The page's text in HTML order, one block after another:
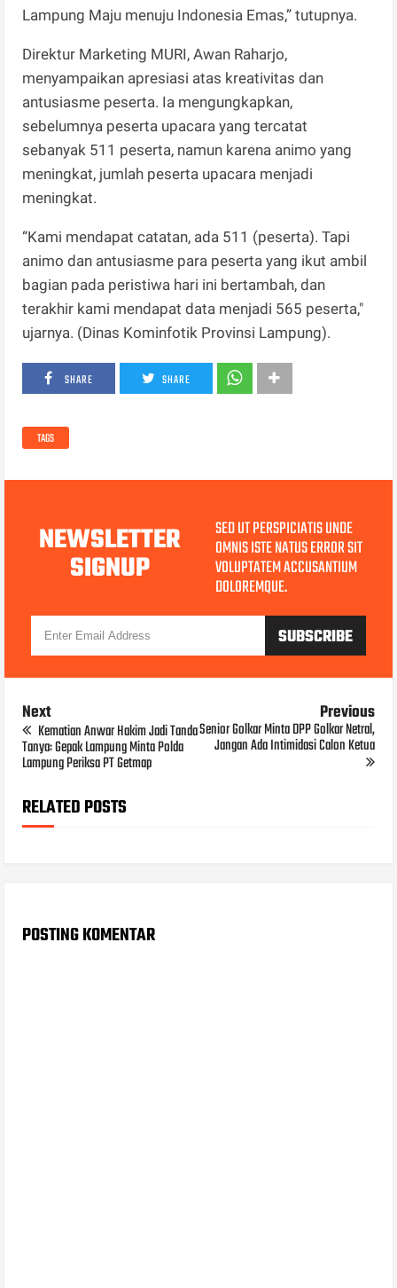
Lampung Maju menuju Indonesia Emas,” tutupnya.
Direktur Marketing MURI, Awan Raharjo,
menyampaikan apresiasi atas kreativitas dan
antusiasme peserta. Ia mengungkapkan,
sebelumnya peserta upacara yang tercatat
sebanyak 511 peserta, namun karena animo yang
meningkat, jumlah peserta upacara menjadi
meningkat.
“Kami mendapat catatan, ada 511 (peserta). Tapi
animo dan antusiasme para peserta yang ikut ambil
bagian pada peristiwa hari ini bertambah, dan
terakhir kami mendapat data menjadi 565 peserta,"
ujarnya. (Dinas Kominfotik Provinsi Lampung).
SHARE SHARE
TAGS
NEWSLETTER
SIGNUP
SED UT PERSPICIATIS UNDE
OMNIS ISTE NATUS ERROR SIT
VOLUPTATEM ACCUSANTIUM
DOLOREMQUE.
Next
Kematian Anwar Hakim Jadi Tanda
Tanya: Gepak Lampung Minta Polda
Lampung Periksa PT Getmap
Previous
Senior Golkar Minta DPP Golkar Netral,
Jangan Ada Intimidasi Calon Ketua
RELATED POSTS
POSTING KOMENTAR